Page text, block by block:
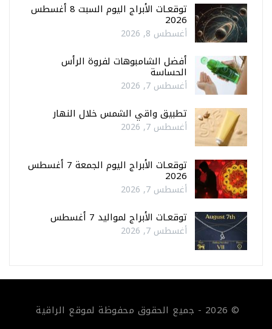
توقعـات الأبراج اليوم السبت 8 أغسطس
2026
أغسطس 8, 2026
أفضل الشامبوهات لفروة الرأس
الحساسة
أغسطس 7, 2026
تطبيق واقي الشمس خلال النهار
أغسطس 7, 2026
توقعـات الأبراج اليوم الجمعة 7 أغسطس
2026
أغسطس 7, 2026
توقعـات الأبراج لمواليد 7 أغسطس
أغسطس 7, 2026
© 2026 - جميع الحقوق محفوظة لموقع الراقية